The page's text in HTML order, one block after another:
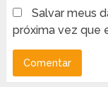
Salvar meus
próxima vez que